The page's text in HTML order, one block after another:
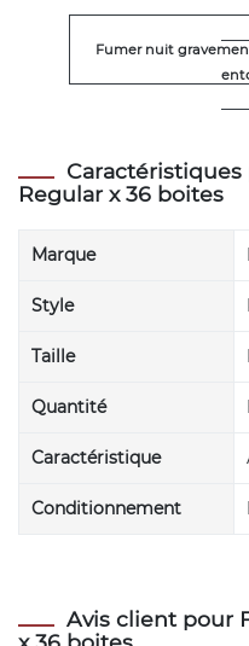
Fumer nuit
Caractéristiques
Regular x 36 boites
Marque
Style
Taille
Quantité
Caractéristique
Conditionnement
Avis client pour